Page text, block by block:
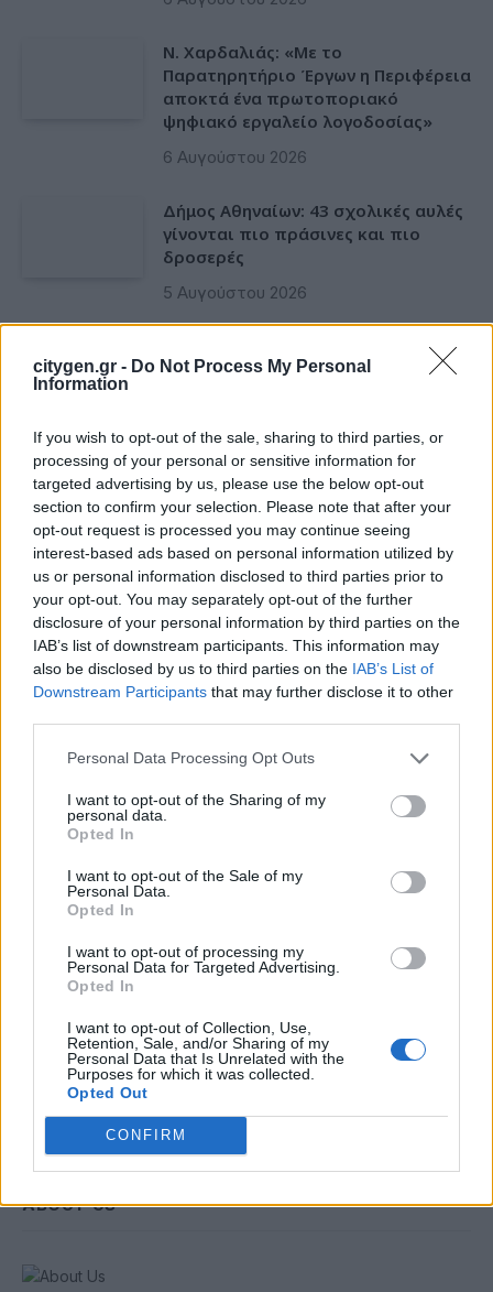
citygen.gr - Do Not Process My Personal
Information
If you wish to opt-out of the sale, sharing to third parties, or
processing of your personal or sensitive information for
targeted advertising by us, please use the below opt-out
section to confirm your selection. Please note that after your
opt-out request is processed you may continue seeing
interest-based ads based on personal information utilized by
us or personal information disclosed to third parties prior to
your opt-out. You may separately opt-out of the further
disclosure of your personal information by third parties on the
IAB’s list of downstream participants. This information may
also be disclosed by us to third parties on the IAB’s List of
Downstream Participants that may further disclose it to other
Personal Data Processing Opt Outs
I want to opt-out of the Sharing of my
personal data.
Opted In
I want to opt-out of the Sale of my
Personal Data.
Opted In
I want to opt-out of processing my
Personal Data for Targeted Advertising.
Opted In
I want to opt-out of Collection, Use,
Retention, Sale, and/or Sharing of my
Personal Data that Is Unrelated with the
Purposes for which it was collected.
Opted Out
CONFIRM
Ν. Χαρδαλιάς: «Με το
Παρατηρητήριο Έργων η Περιφέρεια
αποκτά ένα πρωτοποριακό
ψηφιακό εργαλείο λογοδοσίας»
6 Αυγούστου 2026
Δήμος Αθηναίων: 43 σχολικές αυλές
γίνονται πιο πράσινες και πιο
δροσερές
5 Αυγούστου 2026
Η FARIA Renewables προχώρησε
στην ηλεκτροδότηση του αιολικού
5 Αυγούστου 2026
ΥΠΕΝ: Διευρύνεται ο κατάλογος των
Προστατευόμενων Τοπίων σε 12
4 Αυγούστου 2026
Newsletter Citygen.gr
Λάβετε όλα τα τελευταία νέα από τον χώρο
Business και των ΟΤΑ
ABOUT US